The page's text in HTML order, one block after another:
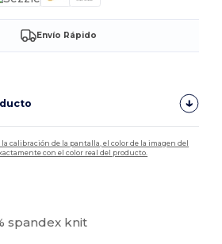
Envío Rápido
calibración de la pantalla, el color de la imagen del
con el color real del producto.
spandex knit